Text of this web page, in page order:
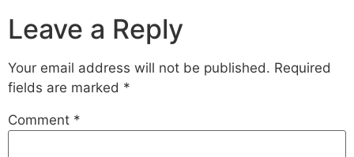
Leave a Reply
Your email address will not be published. Required
fields are marked *
Comment *